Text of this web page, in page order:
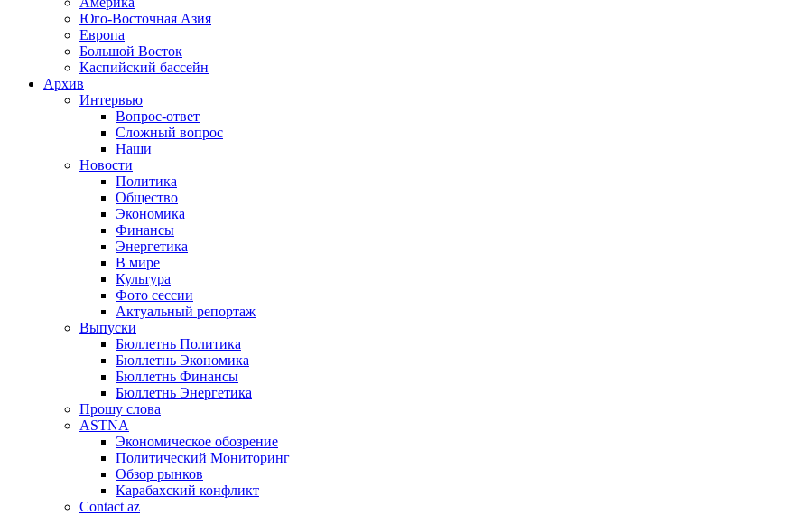
Юго-Восточная Азия
Европа
Большой Восток
Каспийский бассейн
Архив
Интервью
Вопрос-ответ
Сложный вопрос
Наши
Новости
Политика
Общество
Экономика
Финансы
Энергетика
В мире
Культура
Фото сессии
Актуальный репортаж
Выпуски
Бюллетнь Политика
Бюллетнь Экономика
Бюллетнь Финансы
Бюллетнь Энергетика
Прошу слова
ASTNA
Экономическое обозрение
Политический Мониторинг
Обзор рынков
Карабахский конфликт
Contact az